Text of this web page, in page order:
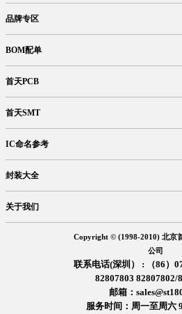
品牌专区
BOM配单
首天PCB
首天SMT
IC命名参考
封装大全
关于我们
Copyright © (1998-2010) 北京
公司
联系电话(深圳） : （86）
82807803 82807802/
邮箱：
服务时间：周一至周六